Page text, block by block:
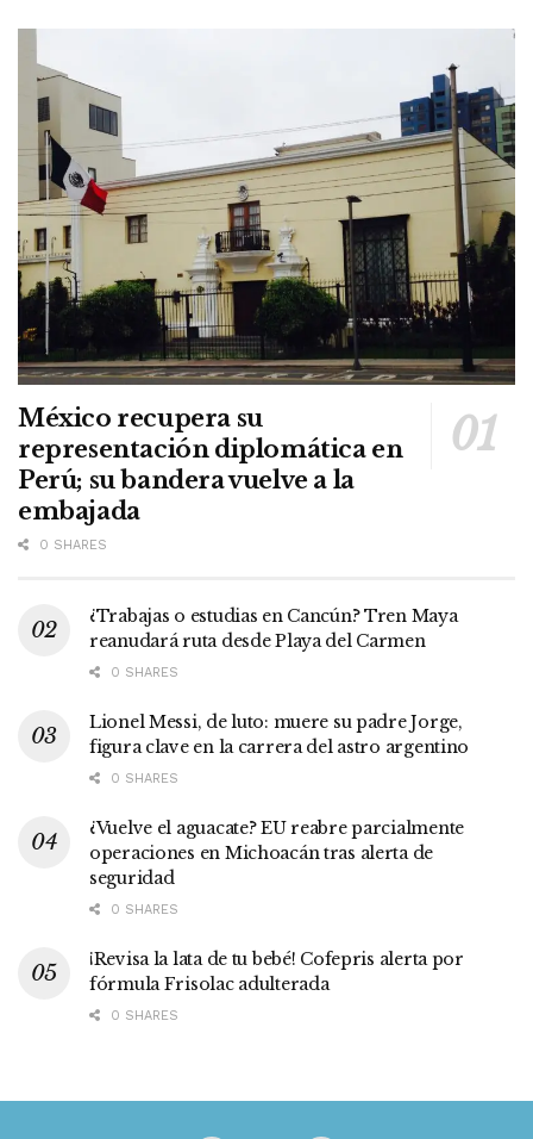
México recupera su
representación diplomática en
Perú; su bandera vuelve a la
embajada
0 SHARES
¿Trabajas o estudias en Cancún? Tren Maya
reanudará ruta desde Playa del Carmen
0 SHARES
Lionel Messi, de luto: muere su padre Jorge,
figura clave en la carrera del astro argentino
0 SHARES
¿Vuelve el aguacate? EU reabre parcialmente
operaciones en Michoacán tras alerta de
seguridad
0 SHARES
¡Revisa la lata de tu bebé! Cofepris alerta por
fórmula Frisolac adulterada
0 SHARES